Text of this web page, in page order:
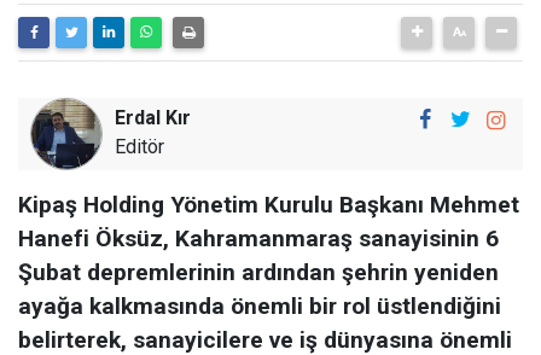
Erdal Kır
Editör
Kipaş Holding Yönetim Kurulu Başkanı Mehmet
Hanefi Öksüz, Kahramanmaraş sanayisinin 6
Şubat depremlerinin ardından şehrin yeniden
ayağa kalkmasında önemli bir rol üstlendiğini
belirterek, sanayicilere ve iş dünyasına önemli